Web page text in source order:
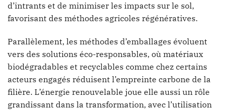
d’intrants et de minimiser les impacts sur le sol,
favorisant des méthodes agricoles régénératives.
Parallèlement, les méthodes d’emballages évoluent
vers des solutions éco-responsables, où matériaux
biodégradables et recyclables comme chez certains
acteurs engagés réduisent l’empreinte carbone de la
filière. L’énergie renouvelable joue elle aussi un rôle
grandissant dans la transformation, avec l’utilisation